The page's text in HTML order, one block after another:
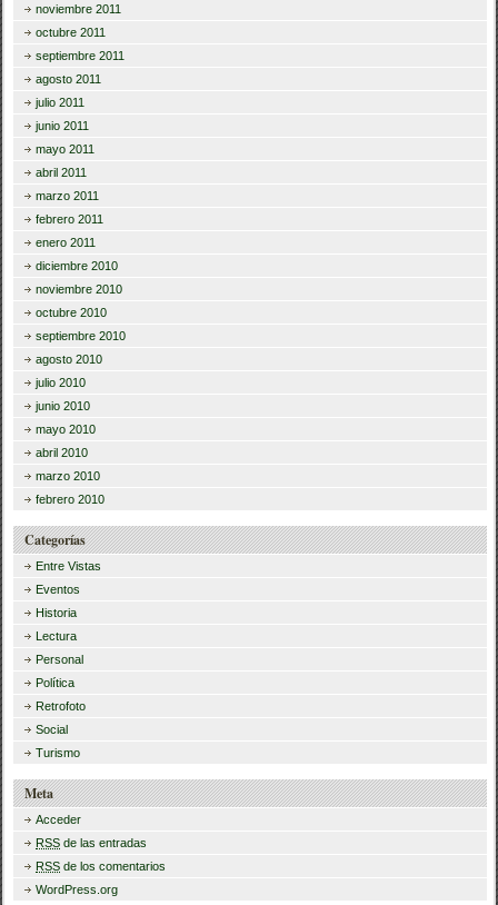
noviembre 2011
octubre 2011
septiembre 2011
agosto 2011
julio 2011
junio 2011
mayo 2011
abril 2011
marzo 2011
febrero 2011
enero 2011
diciembre 2010
noviembre 2010
octubre 2010
septiembre 2010
agosto 2010
julio 2010
junio 2010
mayo 2010
abril 2010
marzo 2010
febrero 2010
Categorías
Entre Vistas
Eventos
Historia
Lectura
Personal
Política
Retrofoto
Social
Turismo
Meta
Acceder
RSS de las entradas
RSS de los comentarios
WordPress.org